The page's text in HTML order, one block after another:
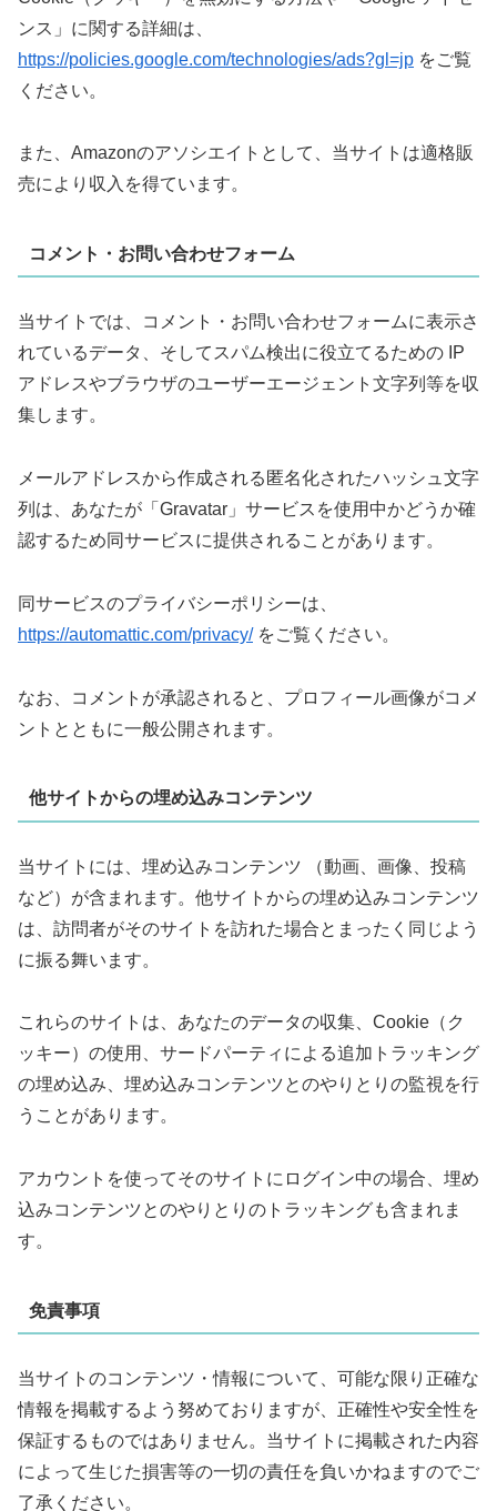
ンス」に関する詳細は、
https://policies.google.com/technologies/ads?gl=jp をご覧
ください。
また、Amazonのアソシエイトとして、当サイトは適格販
売により収入を得ています。
コメント・お問い合わせフォーム
当サイトでは、コメント・お問い合わせフォームに表示さ
れているデータ、そしてスパム検出に役立てるための IP
アドレスやブラウザのユーザーエージェント文字列等を収
集します。
メールアドレスから作成される匿名化されたハッシュ文字
列は、あなたが「Gravatar」サービスを使用中かどうか確
認するため同サービスに提供されることがあります。
同サービスのプライバシーポリシーは、
https://automattic.com/privacy/をご覧ください。
なお、コメントが承認されると、プロフィール画像がコメ
ントとともに一般公開されます。
他サイトからの埋め込みコンテンツ
当サイトには、埋め込みコンテンツ （動画、画像、投稿
など）が含まれます。他サイトからの埋め込みコンテンツ
は、訪問者がそのサイトを訪れた場合とまったく同じよう
に振る舞います。
これらのサイトは、あなたのデータの収集、Cookie（ク
ッキー）の使用、サードパーティによる追加トラッキング
の埋め込み、埋め込みコンテンツとのやりとりの監視を行
うことがあります。
アカウントを使ってそのサイトにログイン中の場合、埋め
込みコンテンツとのやりとりのトラッキングも含まれま
す。
免責事項
当サイトのコンテンツ・情報について、可能な限り正確な
情報を掲載するよう努めておりますが、正確性や安全性を
保証するものではありません。当サイトに掲載された内容
によって生じた損害等の一切の責任を負いかねますのでご
了承ください。